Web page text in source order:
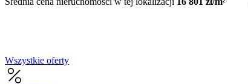
Wszystkie oferty